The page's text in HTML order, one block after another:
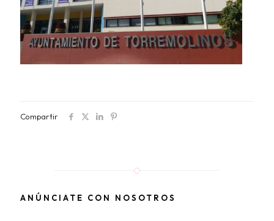
Compartir
ANÚNCIATE CON NOSOTROS